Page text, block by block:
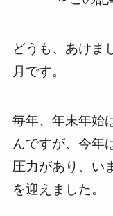
どうも、あけま
月です。
毎年、年末年始
んですが、今年
圧力があり、い
を迎えました。